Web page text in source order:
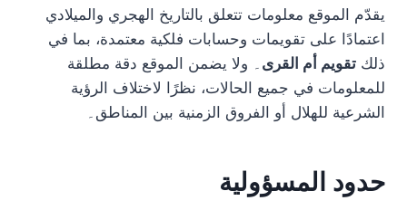
يقدّم الموقع معلومات تتعلق بالتاريخ الهجري والميلادي
اعتمادًا على تقويمات وحسابات فلكية معتمدة، بما في
ذلك تقويم أم القرى ۔ ولا يضمن الموقع دقة مطلقة
للمعلومات في جميع الحالات، نظرًا لاختلاف الرؤية
الشرعية للهلال أو الفروق الزمنية بين المناطق۔
حدود المسؤولية